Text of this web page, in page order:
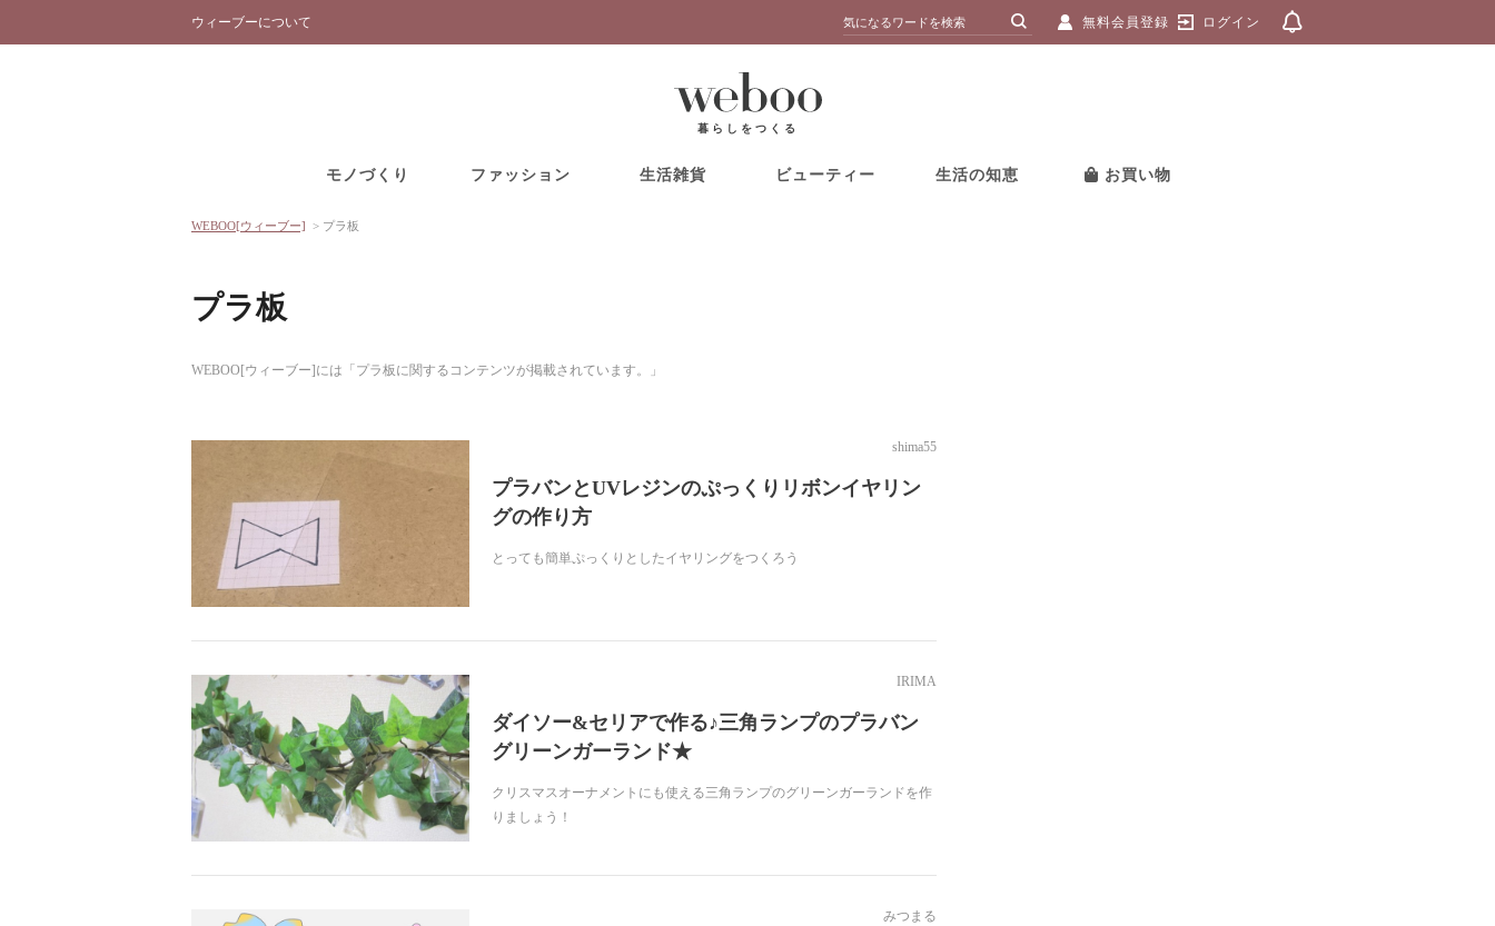
ウィーブーについて 無料会員登録 ログイン
暮らしをつくる
モノづくり ファッション 生活雑貨 ビューティー 生活の知恵 お買い物
WEBOO[ウィーブー] > プラ板
プラ板
WEBOO[ウィーブー]には「プラ板に関するコンテンツが掲載されています。」
shima55
プラバンとUVレジンのぷっくりリボンイヤリン
グの作り方
とっても簡単ぷっくりとしたイヤリングをつくろう
IRIMA
ダイソー&セリアで作る♪三角ランプのプラバン
グリーンガーランド★
クリスマスオーナメントにも使える三角ランプのグリーンガーランドを作
りましょう！
みつまる